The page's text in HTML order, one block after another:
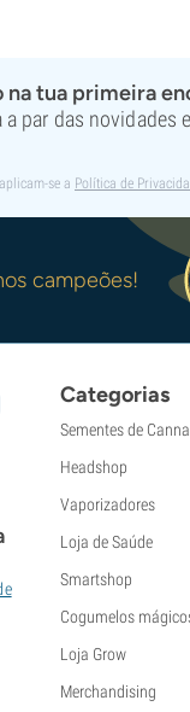
na tua primeira
par das novidades
se a Política de
campeões!
Categorias
Sementes de
Headshop
Vaporizadores
Loja de Saúde
Smartshop
Cogumelos
Loja Grow
Merchandising